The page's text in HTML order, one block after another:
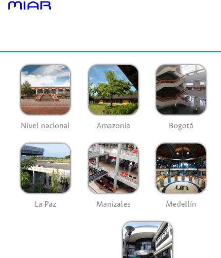
Nivel nacional Amazonía Bogotá
La Paz Manizales Medellín